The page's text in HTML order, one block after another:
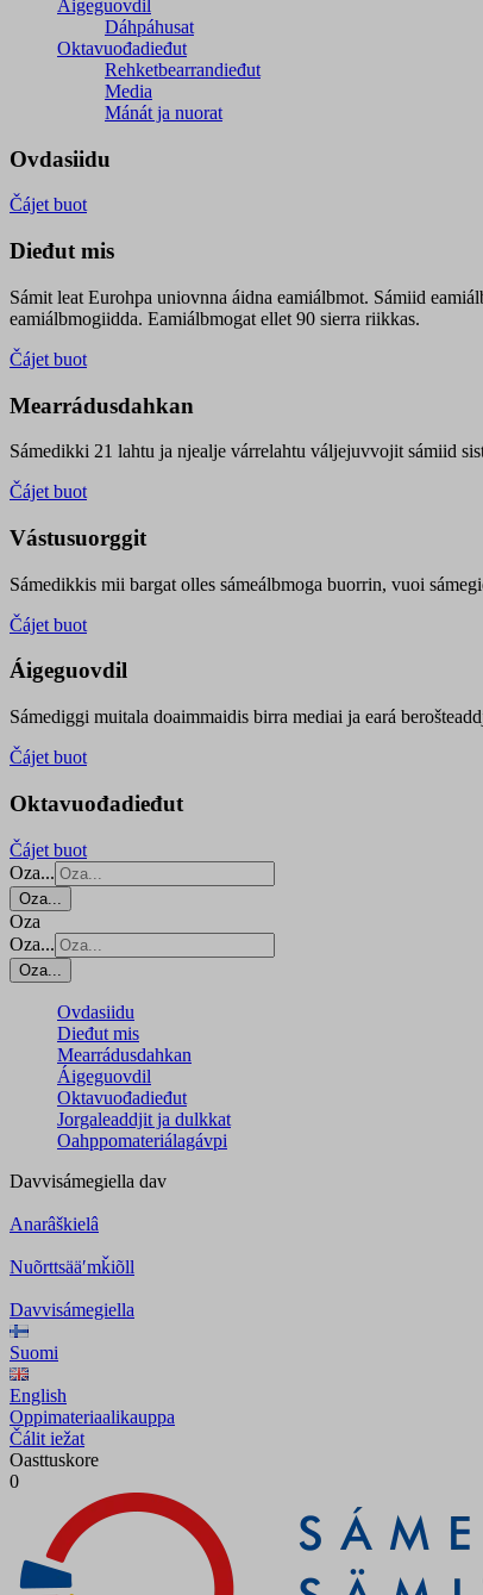
Áigeguovdil
Dáhpáhusat
Oktavuođadieđut
Rehketbearrandieđut
Media
Mánát ja nuorat
Ovdasiidu
Čájet buot
Dieđut mis
Sámit leat Eurohpa uniovnna áidna eamiálbmot. Sámiid
eamiálbmogiidda. Eamiálbmogat ellet 90 sierra riikkas.
Čájet buot
Mearrádusdahkan
Sámedikki 21 lahtu ja njealje várrelahtu váljejuvvojit sámiid
Čájet buot
Vástusuorggit
Sámedikkis mii bargat olles sámeálbmoga buorrin, vuoi
Čájet buot
Áigeguovdil
Sámediggi muitala doaimmaidis birra mediai ja eará
Čájet buot
Oktavuođadieđut
Čájet buot
Oza...
Oza...
Oza
Oza...
Oza...
Ovdasiidu
Dieđut mis
Mearrádusdahkan
Áigeguovdil
Oktavuođadieđut
Jorgaleaddjit ja dulkkat
Oahppomateriálagávpi
Davvisámegiella dav
Anarâškielâ
Nuõrttsääʹmǩiõll
Davvisámegiella
Suomi
English
Oppimateriaalikauppa
Čálit iežat
Oasttuskore
0